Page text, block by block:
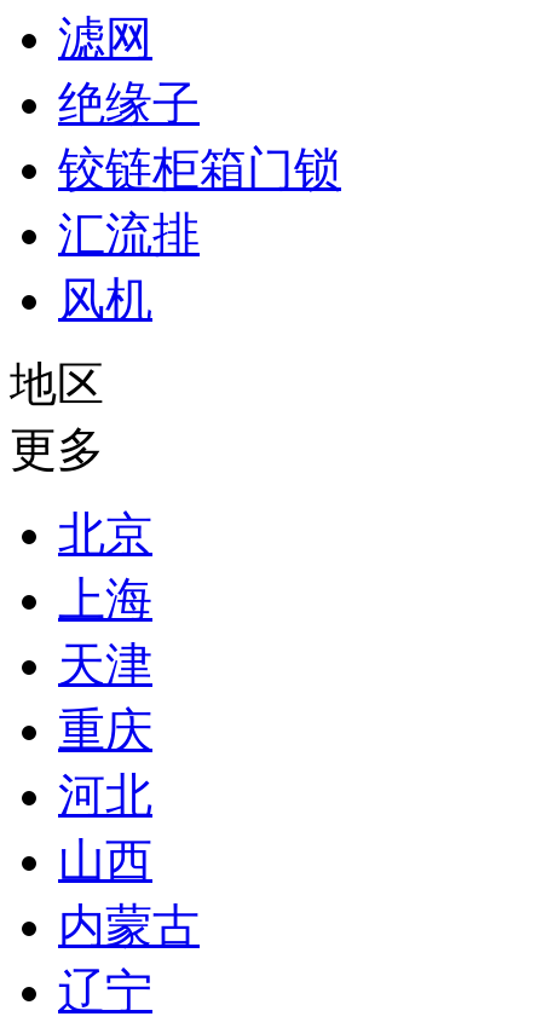
滤网
绝缘子
铰链柜箱门锁
汇流排
风机
地区
更多
北京
上海
天津
重庆
河北
山西
内蒙古
辽宁